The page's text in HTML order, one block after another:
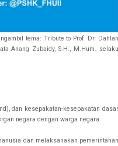
tema: Tribute to Prof. Dr. Dahlan
Anang Zubaidy, S.H., M.Hum. selaku
dan kesepakatan-kesepakatan dasar
negara dengan warga negara.
dan melaksanakan pemerintahan